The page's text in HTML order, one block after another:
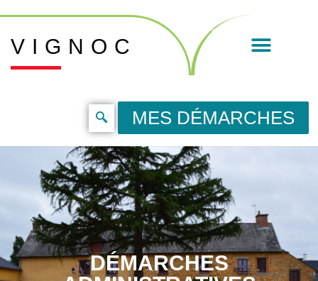
VIGNOC
MES DÉMARCHES
DÉMARCHES